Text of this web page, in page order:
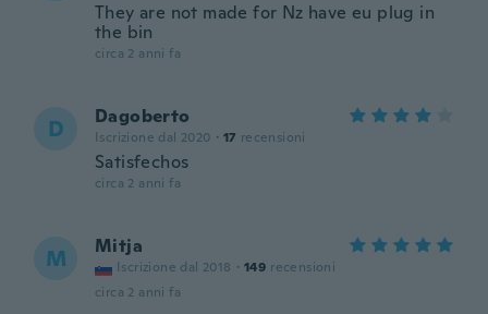
They are not made for Nz have eu plug in
the bin
circa 2 anni fa
D Dagoberto
Iscrizione dal 2020 · 17 recensioni
Satisfechos
circa 2 anni fa
M Mitja
Iscrizione dal 2018 · 149 recensioni
circa 2 anni fa